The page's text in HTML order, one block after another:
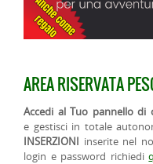
AREA RISERVATA
Accedi al Tuo pannello di
e gestisci in totale
INSERZIONI inserite nel
login e password richiedi